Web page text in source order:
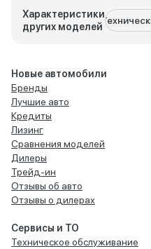
Характеристики
других моделей
Новые автомобили
Бренды
Лучшие авто
Кредиты
Лизинг
Сравнения моделей
Дилеры
Трейд-ин
Отзывы об авто
Отзывы о дилерах
Сервисы и ТО
Техническое обслуживание